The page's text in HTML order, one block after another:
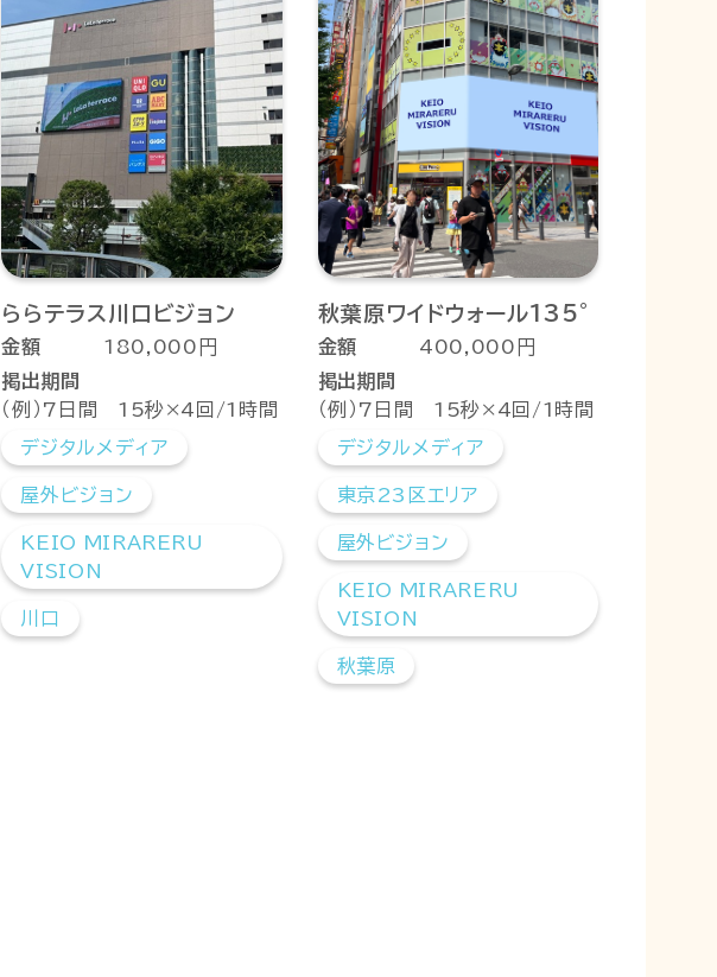
ららテラス川口ビジョン
金額
180,000円
掲出期間
（例）7日間 15秒×4回/1時間
デジタルメディア
屋外ビジョン
KEIO MIRARERU
VISION
川口
秋葉原ワイドウォール135°
金額
400,000円
掲出期間
（例）7日間 15秒×4回/1時間
デジタルメディア
東京23区エリア
屋外ビジョン
KEIO MIRARERU
VISION
秋葉原